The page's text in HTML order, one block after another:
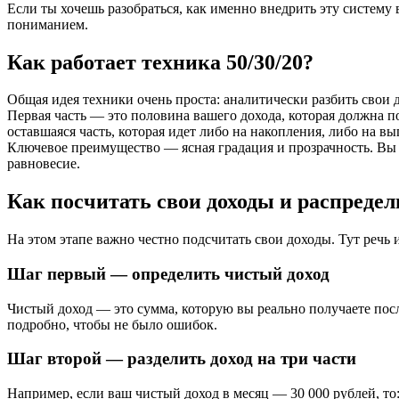
Если ты хочешь разобраться, как именно внедрить эту
пониманием.
Как работает техника 50/30/20?
Общая идея техники очень проста: аналитически разбить
Первая часть — это половина вашего дохода, которая должна
оставшаяся часть, которая идет либо на накопления, либо на
Ключевое преимущество — ясная градация и прозрачность. Вы
равновесие.
Как посчитать свои доходы и
На этом этапе важно честно подсчитать свои доходы. Тут
Шаг первый — определить чистый доход
Чистый доход — это сумма, которую вы реально получаете
подробно, чтобы не было ошибок.
Шаг второй — разделить доход на три части
Например, если ваш чистый доход в месяц — 30 000 рублей, то: